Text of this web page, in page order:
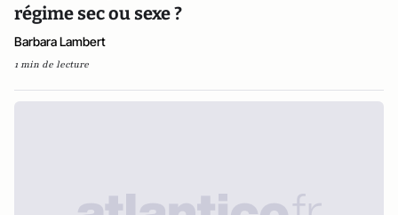
régime sec ou sexe ?
Barbara Lambert
1 min de lecture